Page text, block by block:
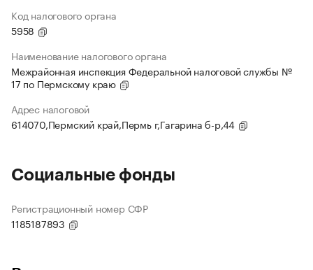
Код налогового органа
5958
Наименование налогового органа
Межрайонная инспекция Федеральной налоговой службы №
17 по Пермскому краю
Адрес налоговой
614070,Пермский край,Пермь г,Гагарина б-р,44
Социальные фонды
Регистрационный номер СФР
1185187893